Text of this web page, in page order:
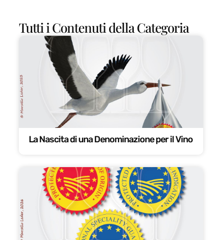
Tutti i Contenuti della Categoria
La Nascita di una Denominazione per il Vino